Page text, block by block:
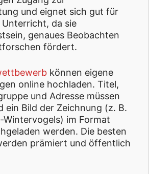
und eignet sich gut für
da sie
genaues Beobachten
fördert.
können eigene
online hochladen. Titel,
und Adresse müssen
ein Bild der Zeichnung (z. B.
Wintervogels) im Format
werden. Die besten
prämiert und öffentlich